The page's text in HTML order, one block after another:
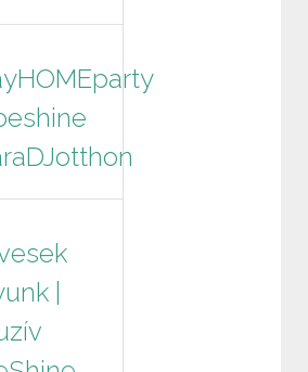
|